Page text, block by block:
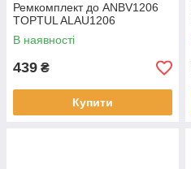
Ремкомплект до ANBV1206
TOPTUL ALAU1206
В наявності
439 ₴
Купити